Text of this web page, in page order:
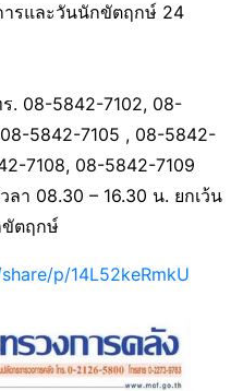
รและวันนักขัตฤกษ์ 24
. 08-5842-7102, 08-
5842-7105 , 08-5842-
7108, 08-5842-7109
ลา 08.30 – 16.30 น. ยกเว้น
ตฤกษ์
p/14L52keRmkU